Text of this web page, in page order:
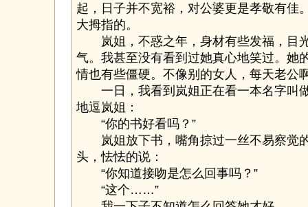
起，日子并不宽裕，对公婆更是孝敬有佳
大拇指的。
岚姐，不惑之年，身材有些发福，目
气。我甚至没有看到过她真心地笑过。她
情也有些僵硬。不像别的女人，每天老公
一日，我看到岚姐正在看一本名字叫
地逗岚姐：
“你的书好看吗？”
岚姐放下书，嘴角掠过一丝不易察觉
头，怯怯的说：
“你知道接吻是怎么回事吗？”
“这个……”